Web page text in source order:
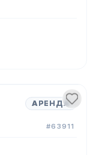
АРЕНДА
#63911